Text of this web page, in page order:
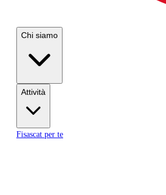
Chi siamo
Attività
Fisascat per te